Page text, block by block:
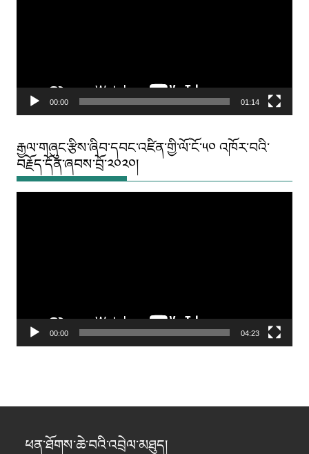
00:00 01:14
རྒྱལ་གཞུང་རྩིས་ཞིབ་དབང་འཛིན་གྱི་ལོ་ངོ་༥༠ འཁོར་བའི་
བརྗོད་དོན་ཞབས་བྲོ་༢༠༢༠།
00:00 04:23
ཕན་ཐོགས་ཆེ་བའི་འབྲེལ་མཐུད།